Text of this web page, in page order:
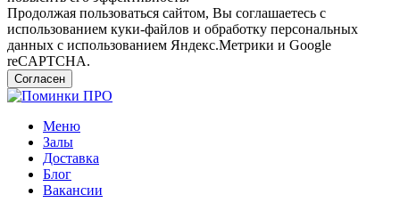
Продолжая пользоваться сайтом, Вы соглашаетесь с
использованием куки-файлов и обработку персональных
данных с использованием Яндекс.Метрики и Google
reCAPTCHA.
Согласен
Меню
Залы
Доставка
Блог
Вакансии